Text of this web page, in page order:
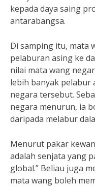
kepada daya saing
antarabangsa.
Di samping itu, mata
pelaburan asing ke
nilai mata wang
lebih banyak pelabur
negara tersebut.
negara menurun, ia
daripada melabur
Menurut pakar
adalah senjata yang
global.” Beliau juga
mata wang boleh